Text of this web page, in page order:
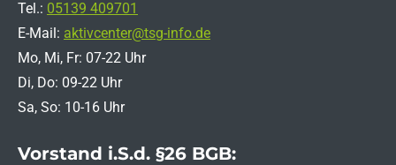
Tel.: 05139 409701
E-Mail: aktivcenter@tsg-info.de
Mo, Mi, Fr: 07-22 Uhr
Di, Do: 09-22 Uhr
Sa, So: 10-16 Uhr
Vorstand i.S.d. §26 BGB: